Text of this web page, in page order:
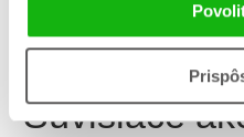
Súvisiace